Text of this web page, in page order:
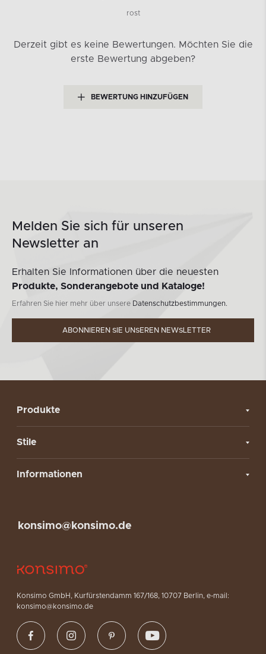
rost
Derzeit gibt es keine Bewertungen. Möchten Sie die
erste Bewertung abgeben?
BEWERTUNG HINZUFÜGEN
Melden Sie sich für unseren
Newsletter an
Erhalten Sie Informationen über die neuesten
Produkte, Sonderangebote und Kataloge!
Erfahren Sie hier mehr über unsere Datenschutzbestimmungen.
ABONNIEREN SIE UNSEREN NEWSLETTER
Produkte
Stile
Informationen
Konsimo GmbH, Kurfürstendamm 167/168, 10707 Berlin, e-mail:
konsimo@konsimo.de
konsimo@konsimo.de